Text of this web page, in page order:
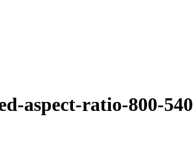
aspect-ratio-800-540